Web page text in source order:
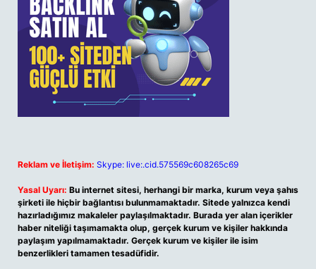
Reklam ve İletişim: Skype: live:.cid.575569c608265c69
Yasal Uyarı: Bu internet sitesi, herhangi bir marka, kurum veya şahıs
şirketi ile hiçbir bağlantısı bulunmamaktadır. Sitede yalnızca kendi
hazırladığımız makaleler paylaşılmaktadır. Burada yer alan içerikler
haber niteliği taşımamakta olup, gerçek kurum ve kişiler hakkında
paylaşım yapılmamaktadır. Gerçek kurum ve kişiler ile isim
benzerlikleri tamamen tesadüfidir.